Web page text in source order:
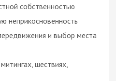
собственностью
неприкосновенность
и выбор места
шествиях,